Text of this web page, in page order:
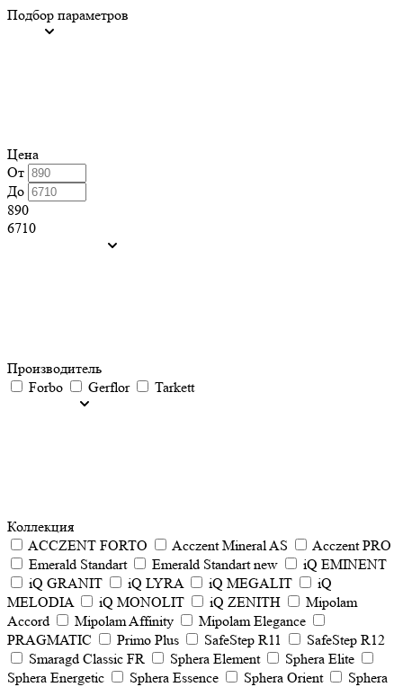
Подбор параметров
Цена
От
До
890
6710
Производитель
Forbo
Gerflor Tarkett
Коллекция
ACCZENT FORTO
Acczent Mineral AS
Acczent PRO
Emerald Standart
Emerald Standart new
iQ EMINENT
iQ GRANIT
iQ LYRA iQ MEGALIT
iQ
MELODIA
iQ MONOLIT iQ ZENITH
Mipolam
Accord
Mipolam Affinity
Mipolam Elegance
PRAGMATIC
Primo Plus SafeStep R11
SafeStep R12
Smaragd Classic FR
Sphera Element
Sphera Elite
Sphera Energetic
Sphera Essence Sphera Orient
Sphera